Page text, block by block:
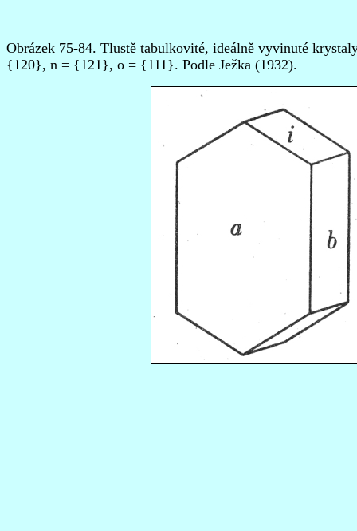
Obrázek 75-84. Tlustě tabulkovité, ideálně vyvinuté
{120}, n = {121}, o = {111}. Podle Ježka (1932).